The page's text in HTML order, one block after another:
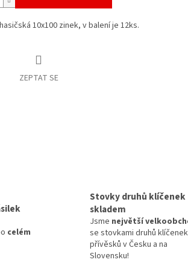
10x100 zinek, v balení je 12ks.
ZEPTAT SE
celém
Stovky druhů klíčenek
skladem
Jsme největší
se stovkami druhů
přívěsků v Česku a na
Slovensku!